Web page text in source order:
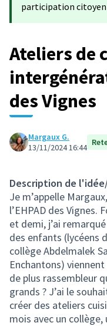
participation
Ateliers de
des Vignes
Margaux G.
13/11/2024 16:44
Description de
Je m’appelle
l’EHPAD des Vignes.
et demi, j’ai
des enfants (lycéens
collège Abdelmalek
Enchantons)
de plus rassembleur
grands ? J’ai le
créer des ateliers
mois avec un